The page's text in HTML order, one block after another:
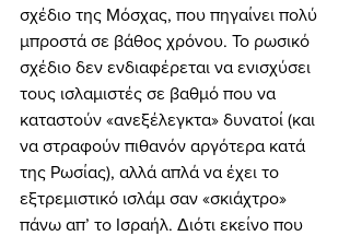
σχέδιο της Μόσχας, που πηγαίνει πολύ
μπροστά σε βάθος χρόνου. Το ρωσικό
σχέδιο δεν ενδιαφέρεται να ενισχύσει
τους ισλαμιστές σε βαθμό που να
καταστούν «ανεξέλεγκτα» δυνατοί (και
να στραφούν πιθανόν αργότερα κατά
της Ρωσίας), αλλά απλά να έχει το
εξτρεμιστικό ισλάμ σαν «σκιάχτρο»
πάνω απ’ το Ισραήλ. Διότι εκείνο που